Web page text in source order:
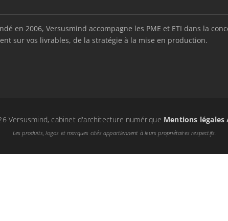
en 2006, Versusmind accompagne les PME et ETI dans la
sur vos livrables, de la stratégie à la mise en production.
Versusmind, cabinet d'architecture numérique Mentions légales
Les produits, logos et marques cités appartiennent à leurs propriétaires respectifs.